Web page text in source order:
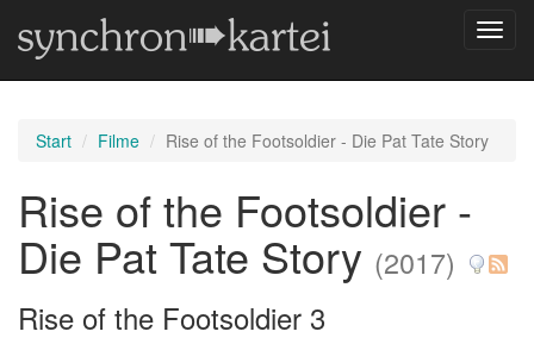
Start Filme Rise of the Footsoldier - Die Pat Tate Story
Rise of the Footsoldier -
Die Pat Tate Story (2017)
Rise of the Footsoldier 3